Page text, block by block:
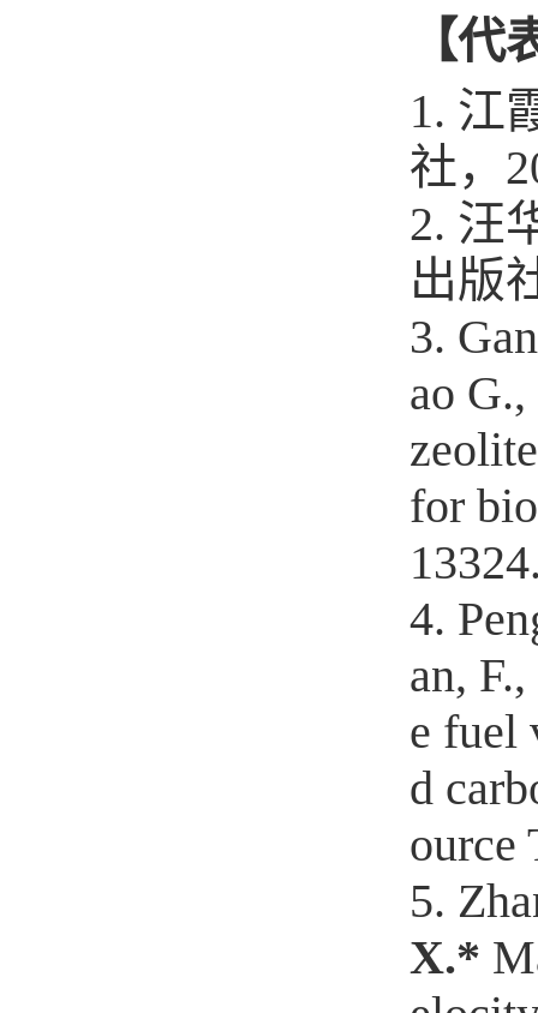
【代
1. 江
社， 2
2. 汪
出版
3.
ao
for
4.
an,
e fuel
d
ource
5.
X.*